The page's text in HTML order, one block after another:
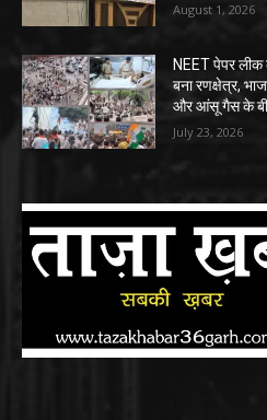
August 1, 2026
NEET पेपर लीक
बना रणक्षेत्र,
और आंसू गैस के
July 23, 2026